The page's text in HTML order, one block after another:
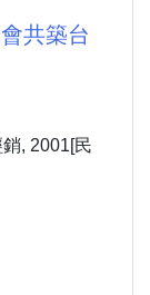
共築台
, 2001[民